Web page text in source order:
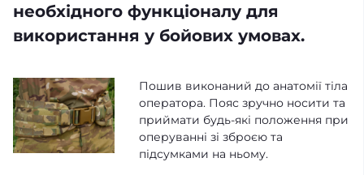
необхідного функціоналу для
використання у бойових умовах.
Пошив виконаний до анатомії тіла
оператора. Пояс зручно носити та
приймати будь-які положення при
оперуванні зі зброєю та
підсумками на ньому.